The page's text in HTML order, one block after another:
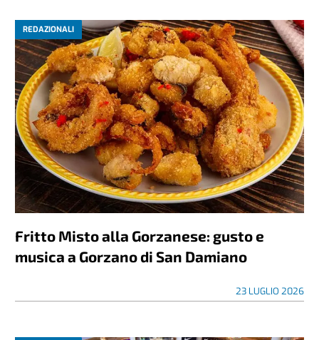
REDAZIONALI
Fritto Misto alla Gorzanese: gusto e
musica a Gorzano di San Damiano
23 LUGLIO 2026